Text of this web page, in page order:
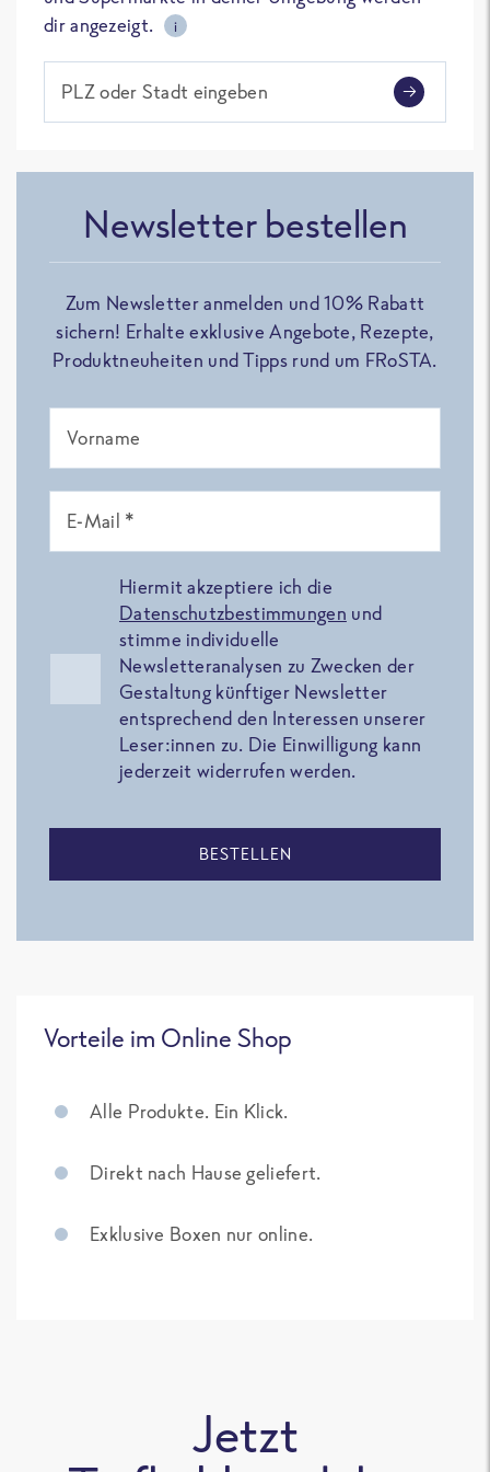
dir angezeigt.
i
PLZ oder Stadt eingeben
Newsletter bestellen
Zum Newsletter anmelden und 10% Rabatt
sichern! Erhalte exklusive Angebote, Rezepte,
Produktneuheiten und Tipps rund um FRoSTA.
Vorname
E-Mail *
Hiermit akzeptiere ich die
Datenschutzbestimmungen und
stimme individuelle
Newsletteranalysen zu Zwecken der
Gestaltung künftiger Newsletter
entsprechend den Interessen unserer
Leser:innen zu. Die Einwilligung kann
jederzeit widerrufen werden.
BESTELLEN
Vorteile im Online Shop
Alle Produkte. Ein Klick.
Direkt nach Hause geliefert.
Exklusive Boxen nur online.
Jetzt